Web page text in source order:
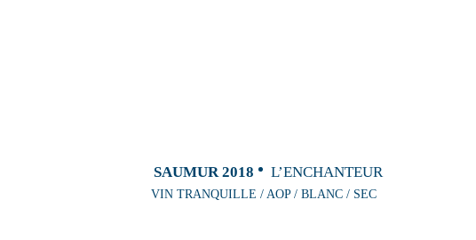
SAUMUR 2018 L’ENCHANTEUR
VIN TRANQUILLE / AOP / BLANC / SEC